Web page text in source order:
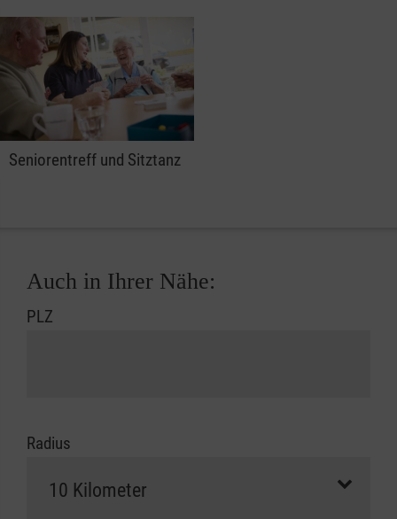
Seniorentreff und Sitztanz
Auch in Ihrer Nähe:
PLZ
Radius